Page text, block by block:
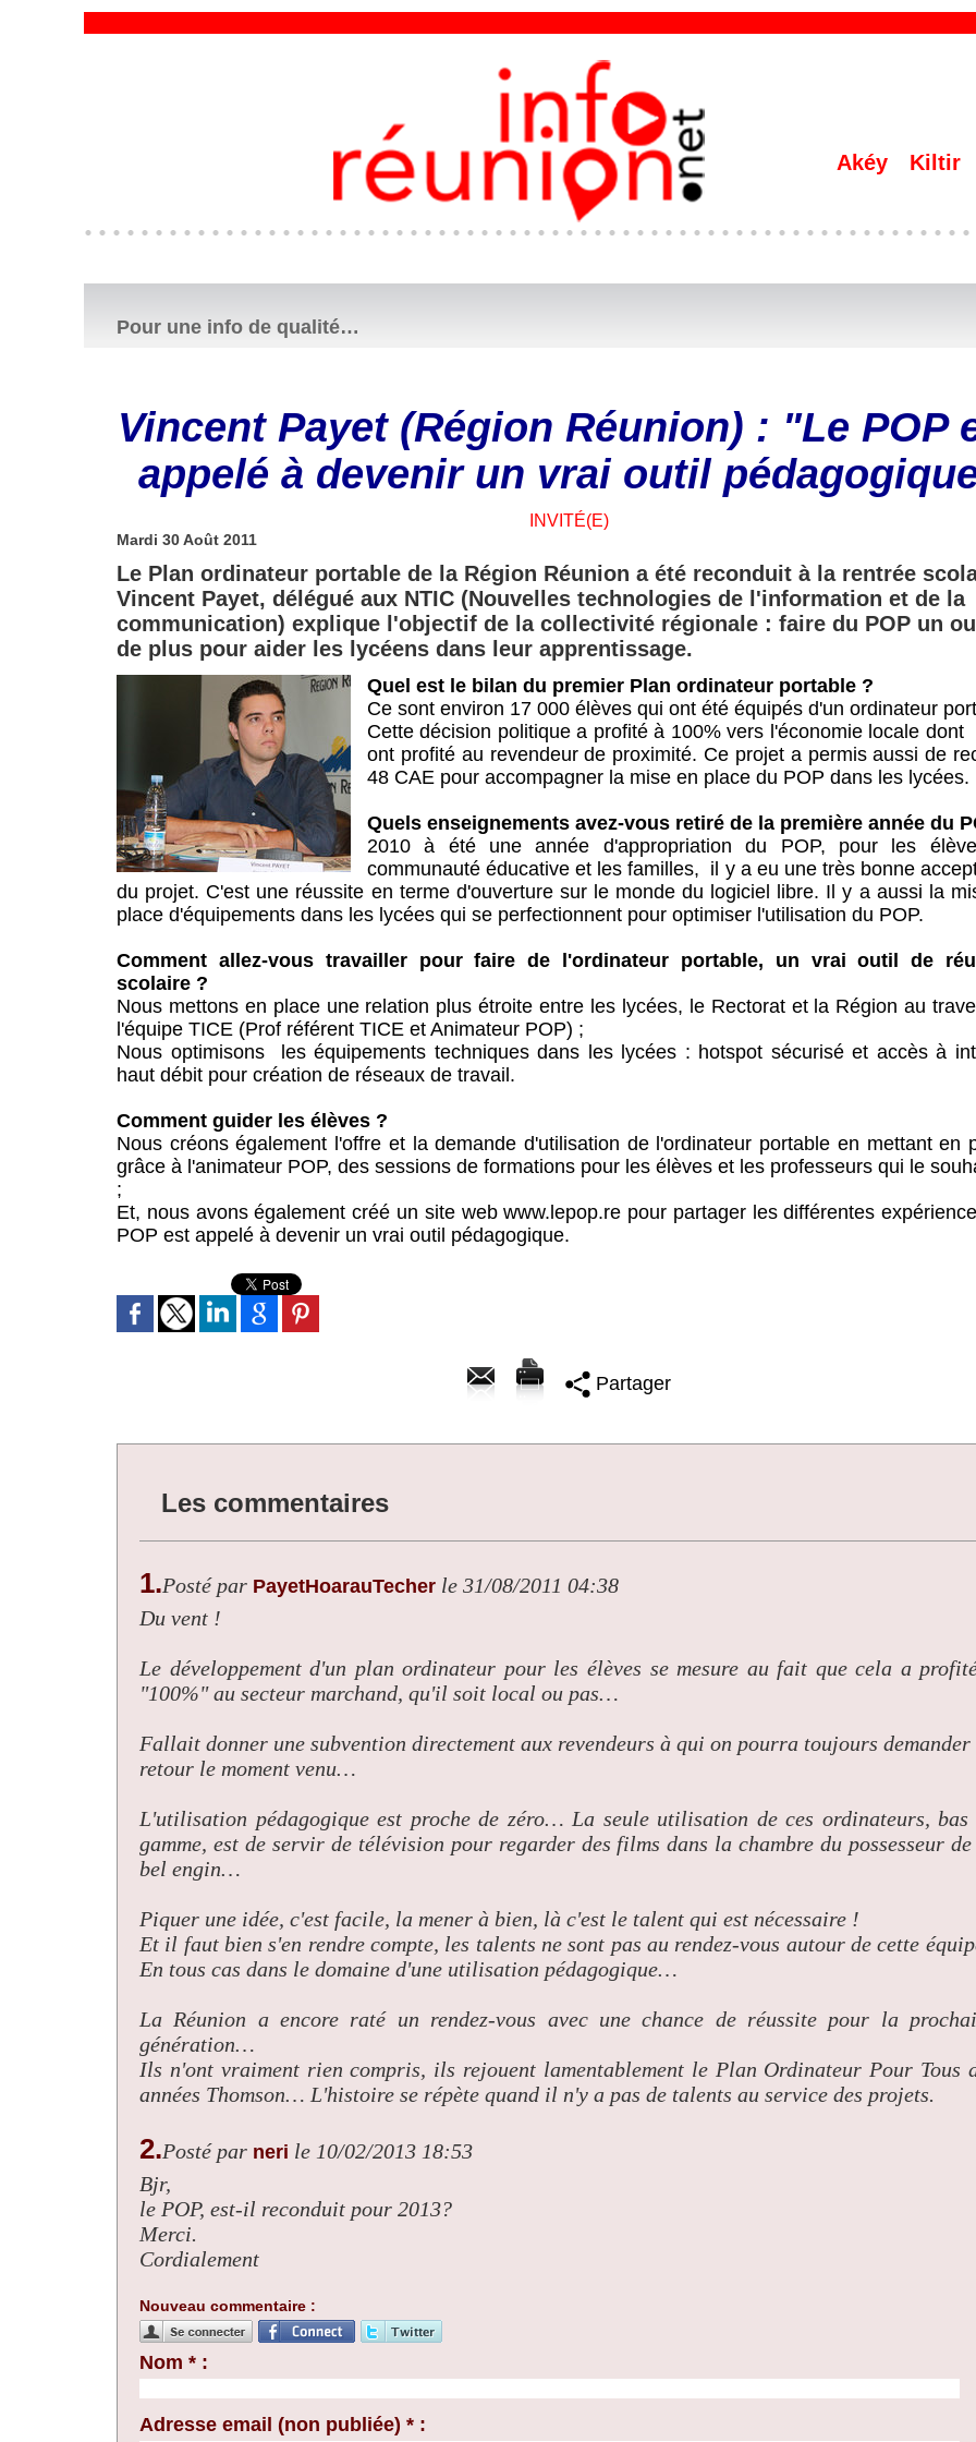
Akéy Kiltir
Pour une info de qualité…
Vincent Payet (Région Réunion) : "Le POP
appelé à devenir un vrai outil
INVITÉ(E)
Mardi 30 Août 2011
Le Plan ordinateur portable de la Région Réunion a été reconduit à la rentrée
Vincent Payet, délégué aux NTIC (Nouvelles technologies de l'information et de la
communication) explique l'objectif de la collectivité régionale : faire du POP un
de plus pour aider les lycéens dans leur apprentissage.
Quel est le bilan du premier Plan ordinateur portable ?
Ce sont environ 17 000 élèves qui ont été équipés d'un ordinateur
Cette décision politique a profité à 100% vers l'économie locale dont
ont profité au revendeur de proximité. Ce projet a permis aussi de
48 CAE pour accompagner la mise en place du POP dans les lycées.
Quels enseignements avez-vous retiré de la première année du
2010 à été une année d'appropriation du POP, pour les
communauté éducative et les familles, il y a eu une très bonne
du projet. C'est une réussite en terme d'ouverture sur le monde du logiciel libre. Il y a aussi la
place d'équipements dans les lycées qui se perfectionnent pour optimiser l'utilisation du POP.
Comment allez-vous travailler pour faire de l'ordinateur portable, un vrai outil de
scolaire ?
Nous mettons en place une relation plus étroite entre les lycées, le Rectorat et la Région au
l'équipe TICE (Prof référent TICE et Animateur POP) ;
Nous optimisons les équipements techniques dans les lycées : hotspot sécurisé et accès à
haut débit pour création de réseaux de travail.
Comment guider les élèves ?
Nous créons également l'offre et la demande d'utilisation de l'ordinateur portable en mettant en
grâce à l'animateur POP, des sessions de formations pour les élèves et les professeurs qui le
;
Et, nous avons également créé un site web www.lepop.re pour partager les différentes
POP est appelé à devenir un vrai outil pédagogique.
Partager
Les commentaires
1.Posté par PayetHoarauTecher le 31/08/2011 04:38
Du vent !
Le développement d'un plan ordinateur pour les élèves se mesure au fait que cela a
"100%" au secteur marchand, qu'il soit local ou pas…
Fallait donner une subvention directement aux revendeurs à qui on pourra toujours demander
retour le moment venu…
L'utilisation pédagogique est proche de zéro… La seule utilisation de ces ordinateurs, bas
gamme, est de servir de télévision pour regarder des films dans la chambre du possesseur de
bel engin…
Piquer une idée, c'est facile, la mener à bien, là c'est le talent qui est nécessaire !
Et il faut bien s'en rendre compte, les talents ne sont pas au rendez-vous autour de cette
En tous cas dans le domaine d'une utilisation pédagogique…
La Réunion a encore raté un rendez-vous avec une chance de réussite pour la
génération…
Ils n'ont vraiment rien compris, ils rejouent lamentablement le Plan Ordinateur Pour Tous
années Thomson… L'histoire se répète quand il n'y a pas de talents au service des projets.
2.Posté par neri le 10/02/2013 18:53
Bjr,
le POP, est-il reconduit pour 2013?
Merci.
Cordialement
Nouveau commentaire :
Nom * :
Adresse email (non publiée) * :